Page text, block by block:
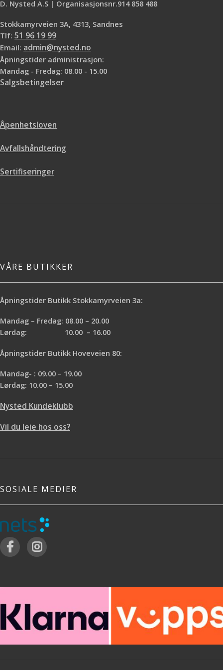
Tapetet er bestillingsvare og
normal leveringstid etter bestilling
er 10 virkedager. Husk å ta hensyn
til mønster når du regner ut antall
ruller du trenger. Vi hjelper deg
gjerne med utregningen.
normal leveringstid etter bestilling
D. Nysted A.S | Organisasjonsnr.914 858 488
Stokkamyrveien 3A, 4313, Sandnes
Tlf: 51 96 19 99
Email: admin@nysted.no
Åpningstider administrasjon:
Mandag - Fredag: 08.00 - 15.00
Salgsbetingelser
Åpenhetsloven
Avfallshåndtering
Sertifiseringer
VÅRE BUTIKKER
Åpningstider Butikk Stokkamyrveien 3a:
Mandag – Fredag: 08.00 – 20.00
Lørdag: 10.00 – 16.00
Åpningstider Butikk Hoveveien 80:
Mandag- : 09.00 – 19.00
Lørdag: 10.00 – 15.00
Nysted Kundeklubb
Vil du leie hos oss?
SOSIALE MEDIER